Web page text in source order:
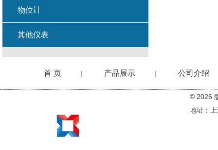
物位计
其他仪表
首 页 | 产品展示 | 公司介绍
在线留言
© 2026
地址：